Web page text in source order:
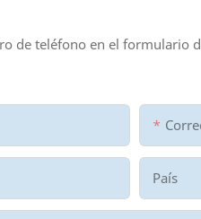
de teléfono en el formulario
País